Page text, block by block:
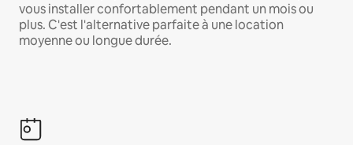
vous installer confortablement pendant un mois ou
plus. C'est l'alternative parfaite à une location
moyenne ou longue durée.